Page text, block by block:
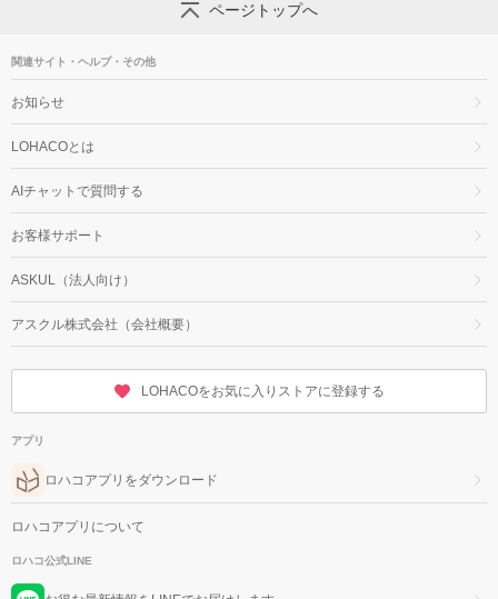
ページトップへ
関連サイト・ヘルプ・その他
お知らせ
LOHACOとは
AIチャットで質問する
お客様サポート
ASKUL（法人向け）
アスクル株式会社（会社概要）
LOHACOをお気に入りストアに登録する
アプリ
ロハコアプリをダウンロード
ロハコアプリについて
ロハコ公式LINE